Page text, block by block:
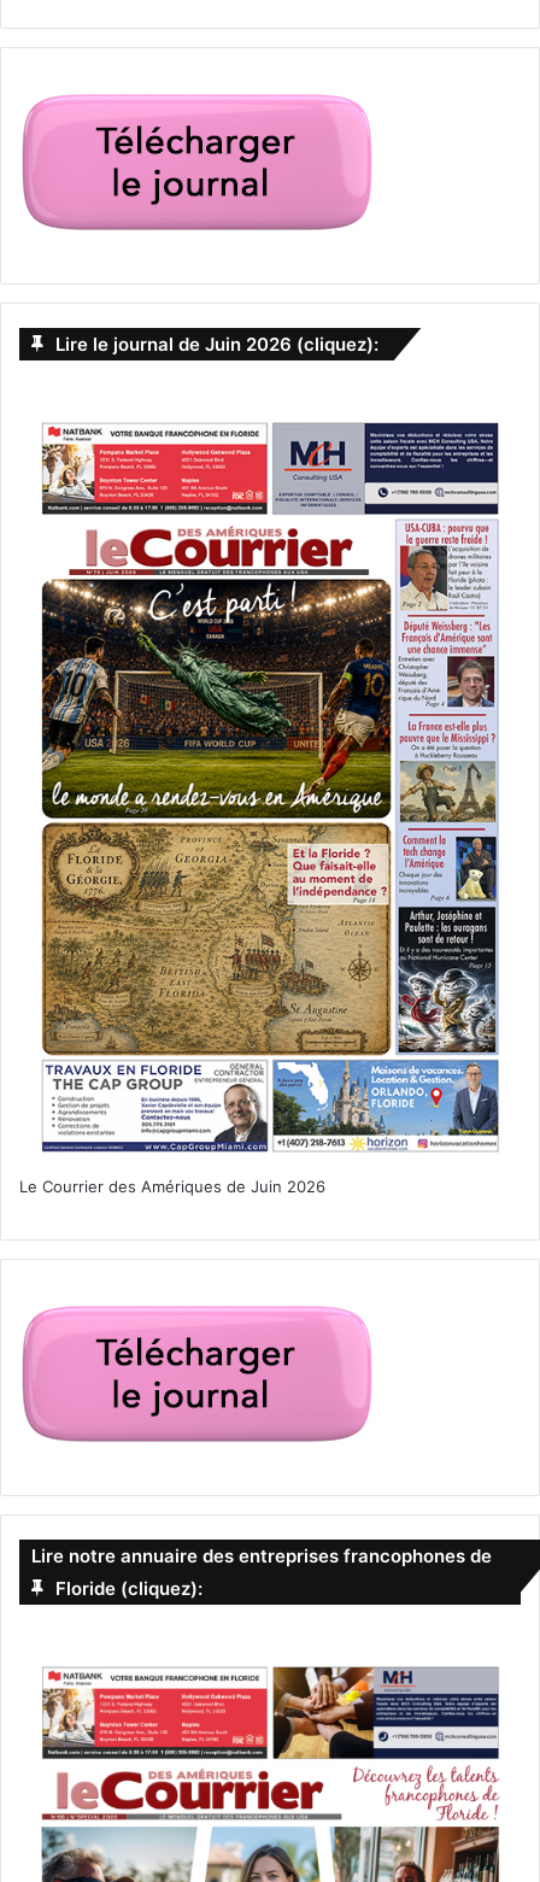
Lire le journal de Juin 2026 (cliquez):
Le Courrier des Amériques de Juin 2026
Lire notre annuaire des entreprises francophones de
Floride (cliquez):